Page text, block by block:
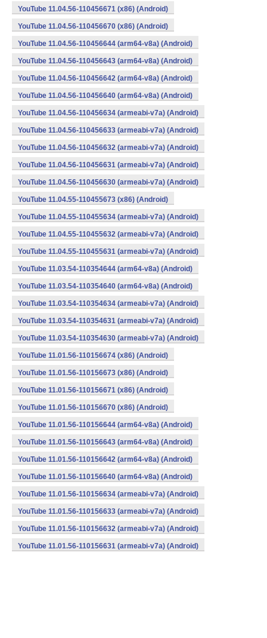
YouTube 11.04.56-110456671 (x86) (Android)
YouTube 11.04.56-110456670 (x86) (Android)
YouTube 11.04.56-110456644 (arm64-v8a) (Android)
YouTube 11.04.56-110456643 (arm64-v8a) (Android)
YouTube 11.04.56-110456642 (arm64-v8a) (Android)
YouTube 11.04.56-110456640 (arm64-v8a) (Android)
YouTube 11.04.56-110456634 (armeabi-v7a) (Android)
YouTube 11.04.56-110456633 (armeabi-v7a) (Android)
YouTube 11.04.56-110456632 (armeabi-v7a) (Android)
YouTube 11.04.56-110456631 (armeabi-v7a) (Android)
YouTube 11.04.56-110456630 (armeabi-v7a) (Android)
YouTube 11.04.55-110455673 (x86) (Android)
YouTube 11.04.55-110455634 (armeabi-v7a) (Android)
YouTube 11.04.55-110455632 (armeabi-v7a) (Android)
YouTube 11.04.55-110455631 (armeabi-v7a) (Android)
YouTube 11.03.54-110354644 (arm64-v8a) (Android)
YouTube 11.03.54-110354640 (arm64-v8a) (Android)
YouTube 11.03.54-110354634 (armeabi-v7a) (Android)
YouTube 11.03.54-110354631 (armeabi-v7a) (Android)
YouTube 11.03.54-110354630 (armeabi-v7a) (Android)
YouTube 11.01.56-110156674 (x86) (Android)
YouTube 11.01.56-110156673 (x86) (Android)
YouTube 11.01.56-110156671 (x86) (Android)
YouTube 11.01.56-110156670 (x86) (Android)
YouTube 11.01.56-110156644 (arm64-v8a) (Android)
YouTube 11.01.56-110156643 (arm64-v8a) (Android)
YouTube 11.01.56-110156642 (arm64-v8a) (Android)
YouTube 11.01.56-110156640 (arm64-v8a) (Android)
YouTube 11.01.56-110156634 (armeabi-v7a) (Android)
YouTube 11.01.56-110156633 (armeabi-v7a) (Android)
YouTube 11.01.56-110156632 (armeabi-v7a) (Android)
YouTube 11.01.56-110156631 (armeabi-v7a) (Android)